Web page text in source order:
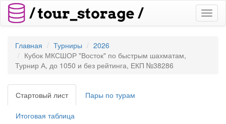
Главная Турниры
2026
Кубок МКСШОР "Восток" по быстрым шахматам,
Турнир А, до 1050 и без рейтинга, ЕКП №38286
Стартовый лист Пары по турам
Итоговая таблица